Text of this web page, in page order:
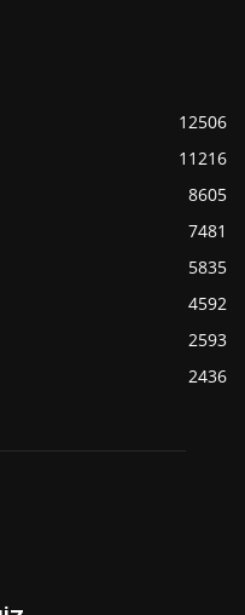
12506
11216
8605
7481
5835
4592
2593
2436